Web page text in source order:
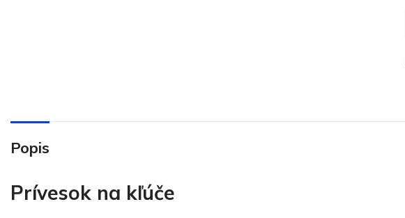
Popis
Prívesok na kľúče